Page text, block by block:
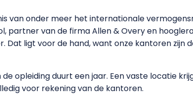
van onder meer het internationale
partner van de firma Allen & Overy en
Dat ligt voor de hand, want onze kantoren zijn
opleiding duurt een jaar. Een vaste locatie
voor rekening van de kantoren.